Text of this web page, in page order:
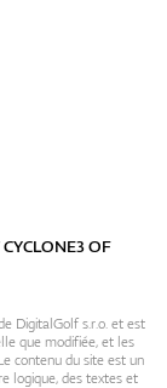
CYCLONE3OF
DigitalGolf s.r.o. et est
que modifiée, et les
contenu du site est un
logique, des textes et